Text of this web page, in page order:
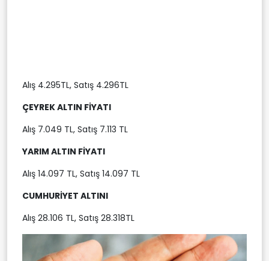
Alış 4.295TL, Satış 4.296TL
ÇEYREK ALTIN FİYATI
Alış 7.049 TL, Satış 7.113 TL
YARIM ALTIN FİYATI
Alış 14.097 TL, Satış 14.097 TL
CUMHURİYET ALTINI
Alış 28.106 TL, Satış 28.318TL